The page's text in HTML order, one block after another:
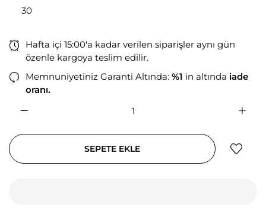
30
Hafta içi 15:00'a kadar verilen siparişler aynı gün
özenle kargoya teslim edilir.
Memnuniyetiniz Garanti Altında: %1 in altında iade
oranı.
SEPETE EKLE